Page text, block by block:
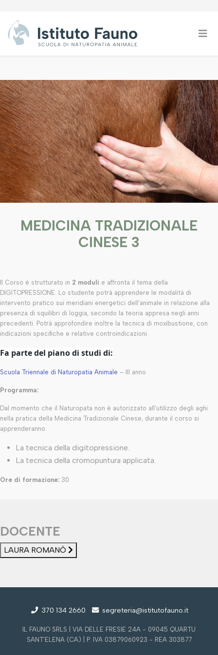
MEDICINA TRADIZIONALE
CINESE 3
Il Corso è strutturato in 2 moduli e affronta il tema della
DIGITOPRESSIONE. Lo studente potrà apprendere le modalità di
intervento pratico sui meridiani energetici dell’animale in relazione alla
presenza di squilibri di loggia, secondo la teoria appresa negli anni
precedenti. Potrà approfondire inoltre la tecnica di moxibustione, con
indicazioni specifiche e relative controindicazioni.
Fa parte del piano di studi di:
Scuola Triennale di Naturopatia Animale – III anno
Programma:
Dal momento che il Naturopata non è autorizzato all’utilizzo degli aghi
nella pratica della Medicina Tradizionale Cinese, durante il corso si
apprenderanno:
La tecnica della digitopressione.
La tecnica della cromopuntura applicata.
Ore di formazione: 30
DOCENTE
LAURA ROMANÒ
370 134 2660 segreteria@istitutofauno.it
IL FAUNO SRLS | VIA DELLE FRESIE 24A - 09045 QUARTU
SANT'ELENA (CA) | P. IVA 03879060923 - REA 303877